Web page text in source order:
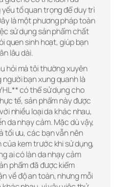
tố quan trọng để duy trì
là một phương pháp toàn
sử dụng sản phẩm chất
quen sinh hoạt, giúp bạn
lâu dài.
hỏi mà tôi thường xuyên
bạn xung quanh là
có thể sử dụng cho
tế, sản phẩm này được
nhiều loại da khác nhau,
da nhạy cảm. Mặc dù vậy,
tối ưu, các bạn vẫn nên
kem trước khi sử dụng,
ai có làn da nhạy cảm
phẩm đã được kiểm
về độ an toàn, nhưng mỗi